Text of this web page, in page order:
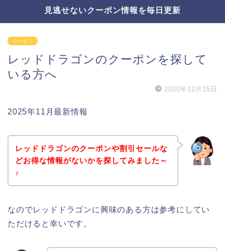
見逃せないクーポン情報を毎日更新
クーポン
レッドドラゴンのクーポンを探して
いる方へ
2020年12月15日
2025年11月最新情報
レッドドラゴンのクーポンや割引セールな
どお得な情報がないかを探してみました～
♪
なのでレッドドラゴンに興味のある方は参考にしてい
ただけると幸いです。